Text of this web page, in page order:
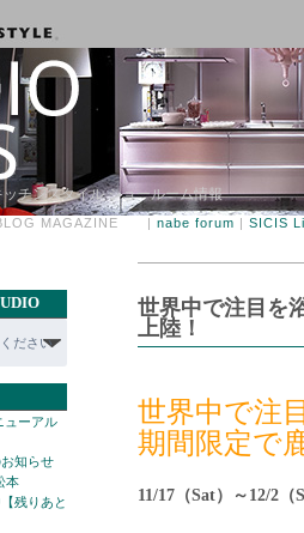
チンスタイル ショールーム情報
BLOG MAGAZINE | nabe forum | SICIS
ューアル
知らせ
本
残りあと
世界中で注目を
上陸！
世界中で注
期間限定で
11/17（Sat）～12/2（